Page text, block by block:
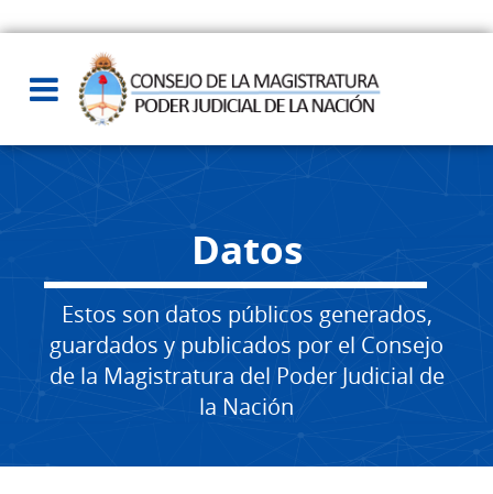
Datos
Estos son datos públicos generados,
guardados y publicados por el Consejo
de la Magistratura del Poder Judicial de
la Nación